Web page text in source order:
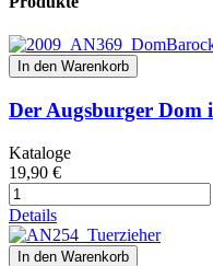
In den Warenkorb
Der Augsburger Dom
Kataloge
19,90 €
Details
In den Warenkorb